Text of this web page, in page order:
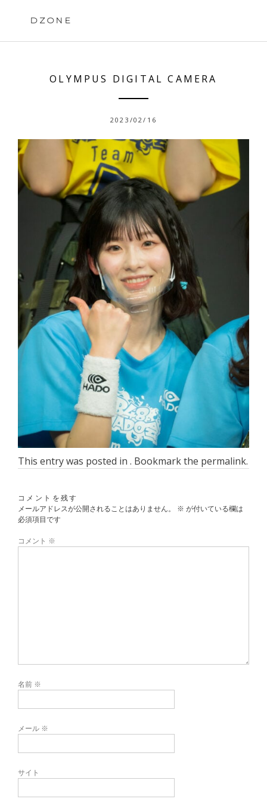
DZONE
OLYMPUS DIGITAL CAMERA
2023/02/16
This entry was posted in . Bookmark the permalink.
コメントを残す
メールアドレスが公開されることはありません。
※ が付いている欄は
必須項目です
コメント ※
名前 ※
メール ※
サイト